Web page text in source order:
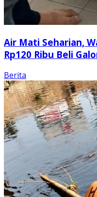
Air Mati Seharian,
Rp120 Ribu Beli
Berita